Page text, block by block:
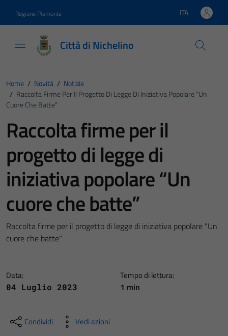
Regione Piemonte Lingua attiva:
ITA
Città di Nichelino
Home / Novità / Notizie
/ Raccolta Firme Per Il Progetto Di Legge Di Iniziativa Popolare “Un
Cuore Che Batte”
Raccolta firme per il
progetto di legge di
iniziativa popolare “Un
cuore che batte”
Raccolta firme per il progetto di legge di iniziativa popolare "Un
cuore che batte"
Data:
04 Luglio 2023
Tempo di lettura:
1 min
Condividi Vedi azioni